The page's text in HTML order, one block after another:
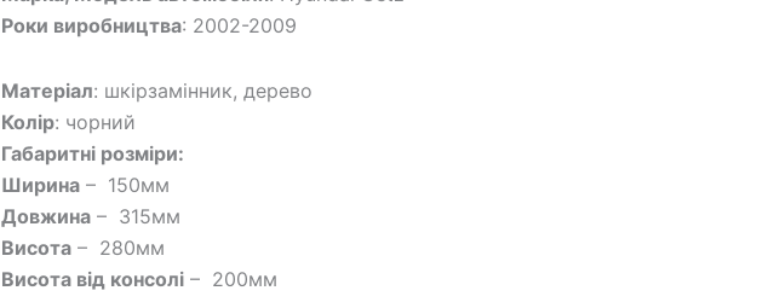
Роки виробництва: 2002-2009
Матеріал: шкірзамінник, дерево
Колір: чорний
Габаритні розміри:
Ширина – 150мм
Довжина – 315мм
Висота – 280мм
Висота від консолі – 200мм